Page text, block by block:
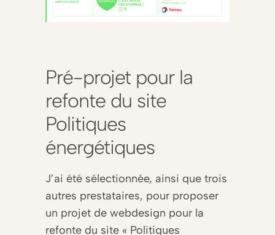
Pré-projet pour la
refonte du site
Politiques
énergétiques
J’ai été sélectionnée, ainsi que trois
autres prestataires, pour proposer
un projet de webdesign pour la
refonte du site « Politiques